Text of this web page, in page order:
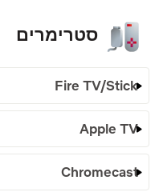
סטרימרים
Fire TV/Stick
Apple TV
Chromecast